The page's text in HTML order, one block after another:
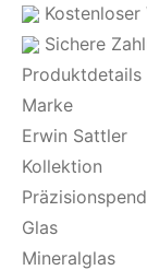
Kostenloser
Sichere
Produktdetails
Marke
Erwin Sattler
Kollektion
Glas
Mineralglas